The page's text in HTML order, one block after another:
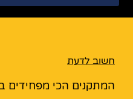
חשוב לדעת
המתקנים הכי מפחידים